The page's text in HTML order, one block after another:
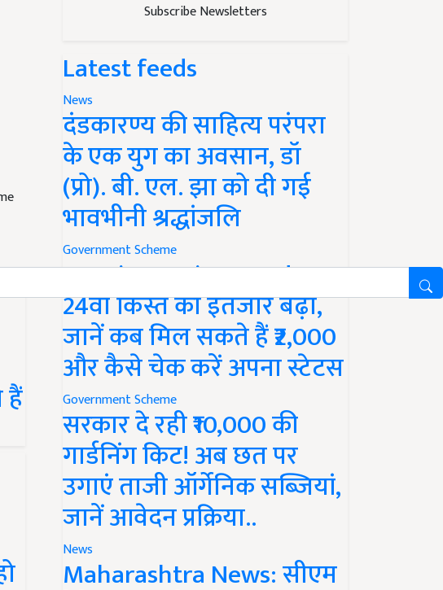
हैं
Subscribe Newsletters
Latest feeds
News
दंडकारण्य की साहित्य परंपरा
के एक युग का अवसान, डॉ
(प्रो). बी. एल. झा को दी गई
भावभीनी श्रद्धांजलि
Government Scheme
PM Kisan Yojana Update:
24वीं किस्त का इंतजार बढ़ा,
जानें कब मिल सकते हैं ₹2,000
और कैसे चेक करें अपना स्टेटस
Government Scheme
सरकार दे रही ₹10,000 की
गार्डनिंग किट! अब छत पर
उगाएं ताजी ऑर्गेनिक सब्जियां,
जानें आवेदन प्रक्रिया..
News
Maharashtra News: सीएम